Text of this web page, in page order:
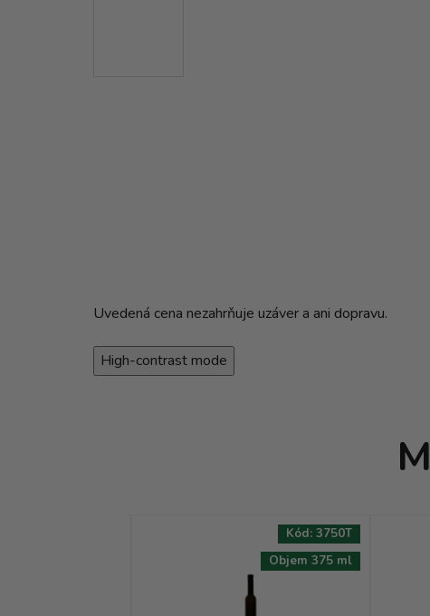
Uvedená cena nezahrňuje uzáver a ani dopravu.
High-contrast mode
Objem 375 ml
Kód: 3750T